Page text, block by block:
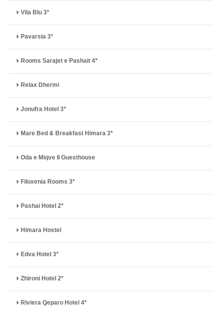
Vila Blu 3*
Pavarsia 3*
Rooms Sarajet e Pashait 4*
Relax Dhermi
Jonufra Hotel 3*
Mare Bed & Breakfast Himara 3*
Oda e Miqve II Guesthouse
Filoxenia Rooms 3*
Pashai Hotel 2*
Himara Hostel
Edva Hotel 3*
Zhironi Hotel 2*
Riviera Qeparo Hotel 4*